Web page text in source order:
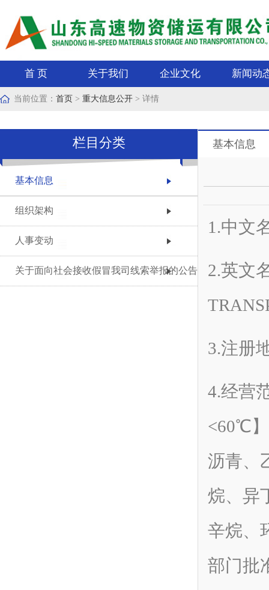
首 页 关于我们 企业文化 新闻动
当前位置： 首页 > 重大信息公开 > 详情
栏目分类
基本信息
组织架构
人事变动
关于面向社会接收假冒我司线索举报的公告
基本信息
1.中文
2.英文
3.注册
4.经营
<60℃
沥青、
烷、异
辛烷、
部门批